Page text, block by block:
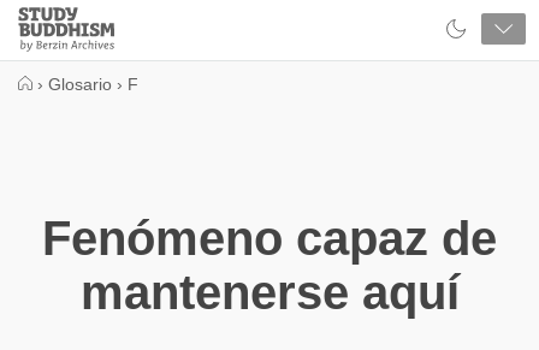
Close
Study
Buddhism
› Glosario › F
Fenómeno capaz de
mantenerse aquí